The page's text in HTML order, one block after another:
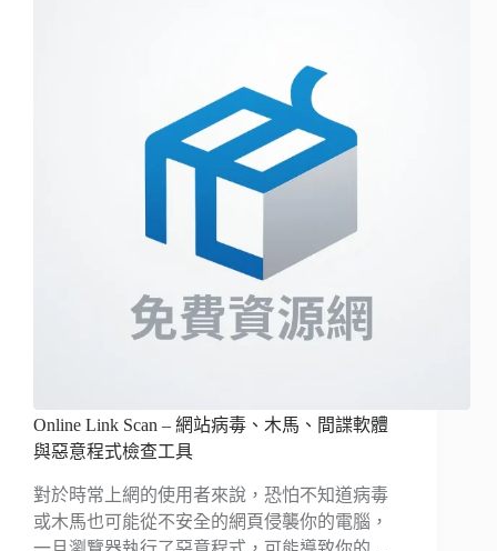
Online Link Scan – 網站病毒、木馬、間諜軟體
與惡意程式檢查工具
對於時常上網的使用者來說，恐怕不知道病毒
或木馬也可能從不安全的網頁侵襲你的電腦，